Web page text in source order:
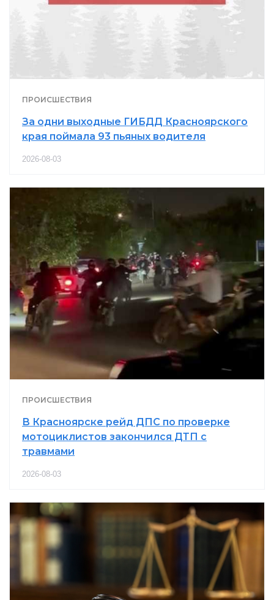
ПРОИСШЕСТВИЯ
За одни выходные ГИБДД Красноярского
края поймала 93 пьяных водителя
2026-08-03
ПРОИСШЕСТВИЯ
В Красноярске рейд ДПС по проверке
мотоциклистов закончился ДТП с
травмами
2026-08-03